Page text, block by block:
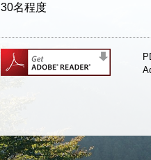
30名程度